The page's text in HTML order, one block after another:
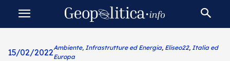
15/02/2022Ambiente, Infrastrutture ed Energia, Eliseo22, Italia ed
Europa